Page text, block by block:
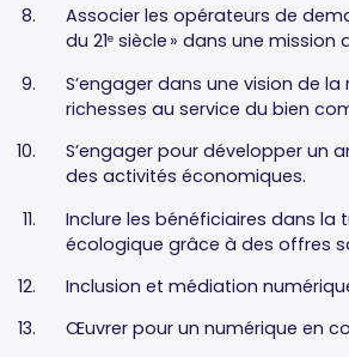
Associer les opérateurs de
du 21e siècle » dans une mission
S’engager dans une vision de
richesses au service du bien
S’engager pour développer un
des activités économiques.
Inclure les bénéficiaires dans la
écologique grâce à des offres
Inclusion et médiation
Œuvrer pour un numérique en